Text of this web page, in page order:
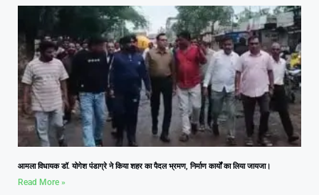
आमला विधायक डॉ. योगेश पंडाग्रे ने किया शहर का पैदल भ्रमण, निर्माण कार्यों का लिया जायजा।
Read More »